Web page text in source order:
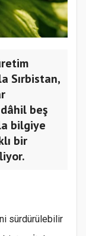
Sırbistan,
beş
bilgiye
bir
sürdürülebilir